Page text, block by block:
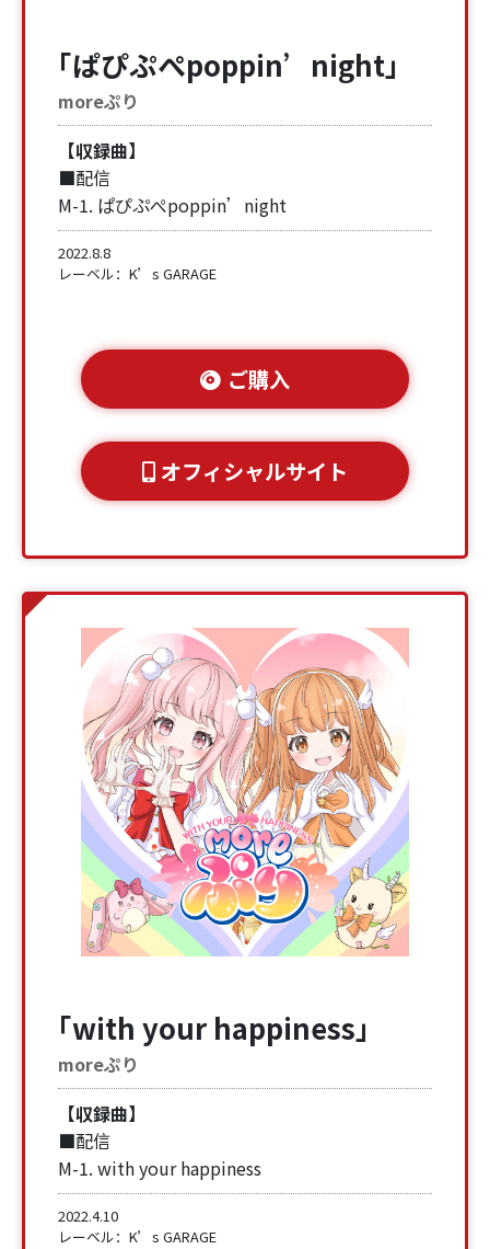
「ぱぴぷぺpoppin’night」
moreぷり
【収録曲】
■配信
M-1. ぱぴぷぺpoppin’night
2022.8.8
レーベル：K’s GARAGE
ご購入
オフィシャルサイト
「with your happiness」
moreぷり
【収録曲】
■配信
M-1. with your happiness
2022.4.10
レーベル：K’s GARAGE